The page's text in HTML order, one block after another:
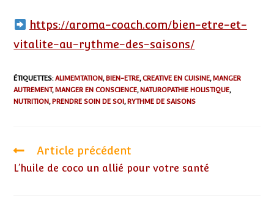
https://aroma-coach.com/bien-etre-et-
vitalite-au-rythme-des-saisons/
ÉTIQUETTES:ALIMEMTATION, BIEN-ETRE, CREATIVE EN CUISINE, MANGER
AUTREMENT, MANGER EN CONSCIENCE, NATUROPATHIE HOLISTIQUE,
NUTRITION, PRENDRE SOIN DE SOI, RYTHME DE SAISONS
Article précédent
L’huile de coco un allié pour votre santé